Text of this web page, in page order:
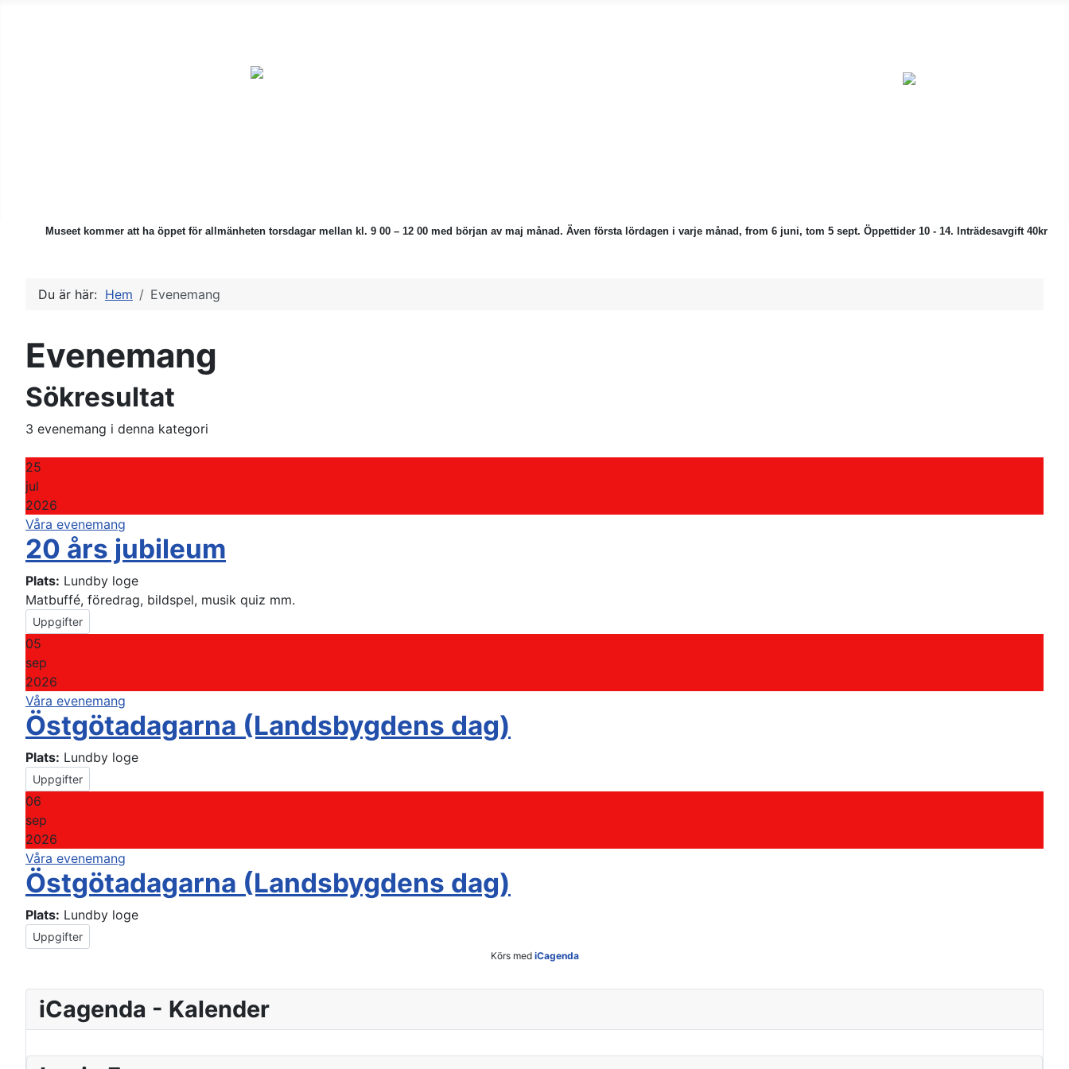
Museet kommer att ha öppet för allmänheten torsdagar mellan kl. 9 00 – 12 00 med början av maj månad. Även första lördagen i varje månad, from 6 juni, tom 5 sept. Öppettider 10 - 14. Inträdesavgift 40kr
Du är här: Hem Evenemang
Evenemang
Sökresultat
3 evenemang i denna kategori
25
jul
2026
Våra evenemang
20 års jubileum
Plats: Lundby loge
Matbuffé, föredrag, bildspel, musik quiz mm.
Uppgifter
05
sep
2026
Våra evenemang
Östgötadagarna (Landsbygdens dag)
Plats: Lundby loge
Uppgifter
06
sep
2026
Våra evenemang
Östgötadagarna (Landsbygdens dag)
Plats: Lundby loge
Uppgifter
Körs med iCagenda
iCagenda - Kalender